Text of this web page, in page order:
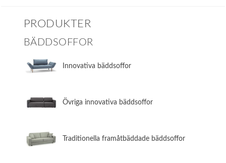
PRODUKTER
BÄDDSOFFOR
Innovativa bäddsoffor
Övriga innovativa bäddsoffor
​Traditionella framåtbäddade bäddsoffor